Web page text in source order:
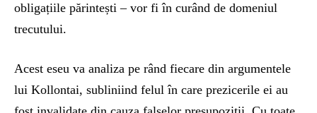
obligațiile părintești – vor fi în curând de domeniul
trecutului.
Acest eseu va analiza pe rând fiecare din argumentele
lui Kollontai, subliniind felul în care prezicerile ei au